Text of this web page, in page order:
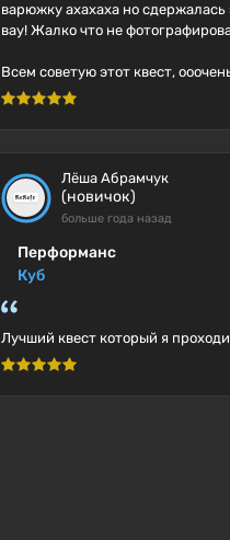
варюжку ахахаха но
вау! Жалко что не
Всем советую этот квест,
Лёша Абрамчук
(новичок)
больше года назад
Перформанс
Куб
Лучший квест который я